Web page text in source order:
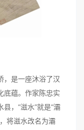
是一座沐浴了汉
底蕴。作家陈忠实
，“滋水”就是“灞
将滋水改名为灞